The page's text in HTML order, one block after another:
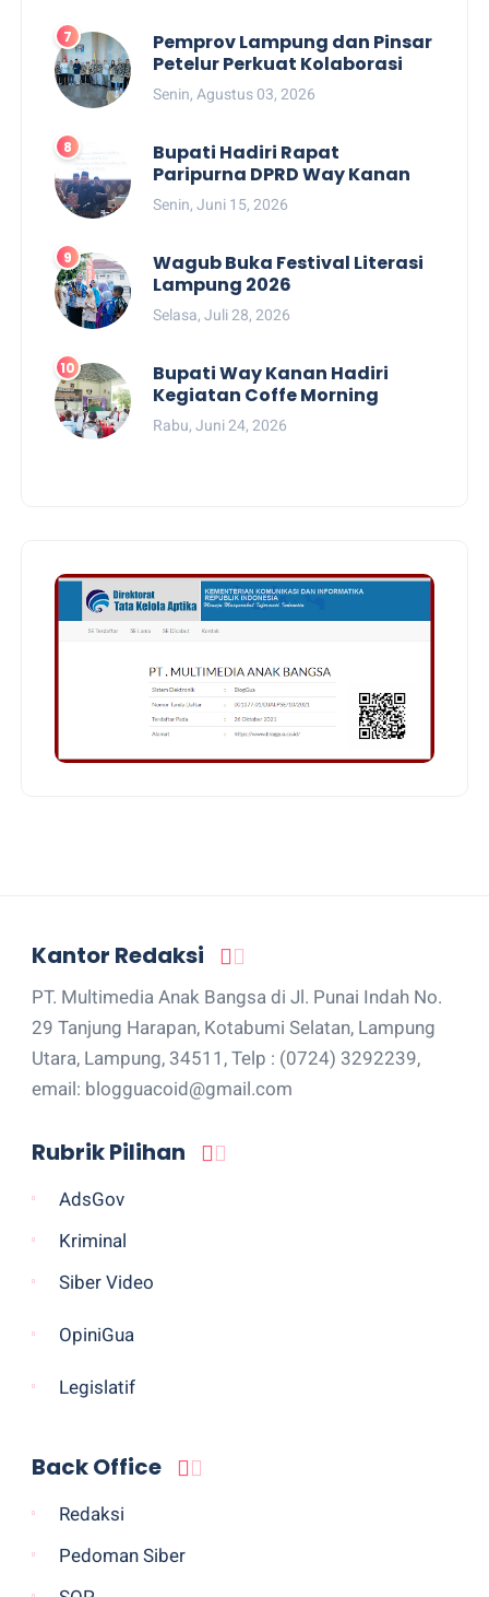
Pemprov Lampung dan Pinsar
Petelur Perkuat Kolaborasi
Senin, Agustus 03, 2026
Bupati Hadiri Rapat
Paripurna DPRD Way Kanan
Senin, Juni 15, 2026
Wagub Buka Festival Literasi
Lampung 2026
Selasa, Juli 28, 2026
Bupati Way Kanan Hadiri
Kegiatan Coffe Morning
Rabu, Juni 24, 2026
Kantor Redaksi
PT. Multimedia Anak Bangsa di Jl. Punai Indah No.
29 Tanjung Harapan, Kotabumi Selatan, Lampung
Utara, Lampung, 34511, Telp : (0724) 3292239,
email: blogguacoid@gmail.com
Rubrik Pilihan
AdsGov
Kriminal
Siber Video
OpiniGua
Legislatif
Back Office
Redaksi
Pedoman Siber